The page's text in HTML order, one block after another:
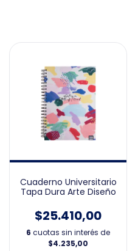
Cuaderno Universitario
Tapa Dura Arte Diseño
$25.410,00
6 cuotas sin interés de
$4.235,00